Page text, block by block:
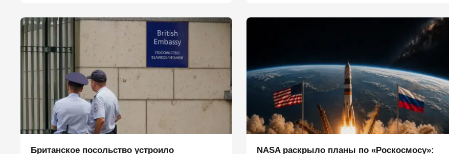
Британское посольство устроило NASA раскрыло планы по «Роскосмосу»: